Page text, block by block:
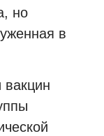
но
в
вакцин